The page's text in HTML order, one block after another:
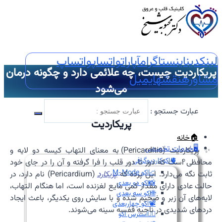
لینکدیناینستاگرامآپاراتواتساپواتساپ
مشاورهنقشهایمیل
عبارت جستجو :
🏠خانه
🖥️خدمات تخصصی
🫀اکوکاردیوگرافی
📈اکو M-Mode
📸اکو دو بعدی
🌐اکو سه بعدی
📽️اکو چهاربعدی
🏃‍♀️استرس اکو
پریکاردیت چیست، چه علائمی دارد و چگونه درمان
می‌شود
پریکاردیت
✨ پریکاردیت (Pericarditis) به معنای التهاب کیسه دو لایه و
محافظی است که دور تا دور قلب را فرا گرفته و آن را در جای خود
ثابت نگه می‌دارد. این پرده کهپریکارد
(Pericardium) نام دارد، در
حالت عادی دارای مقدار کمی مایع لغزنده است، اما هنگام التهاب،
لایه‌های آن زبر و ضخیم شده و با سایش روی یکدیگر، باعث ایجاد
دردهای شدیدی در ناحیه قفسه سینه می‌شوند.